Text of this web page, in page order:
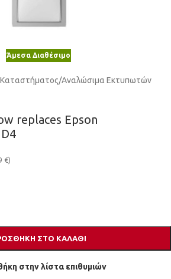
Άμεσα Διαθέσιμο
/Αναλώσιμα Εκτυπωτών
replaces Epson
€)
ΣΤΟ ΚΑΛΆΘΙ
στην λίστα επιθυμιών